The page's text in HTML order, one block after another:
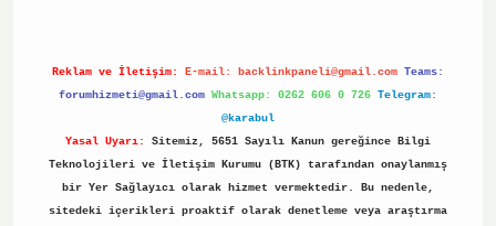
Reklam ve İletişim: E-mail: backlinkpaneli@gmail.com Teams:
forumhizmeti@gmail.com Whatsapp: 0262 606 0 726 Telegram:
@karabul
Yasal Uyarı:
Sitemiz, 5651 Sayılı Kanun gereğince Bilgi
Teknolojileri ve İletişim Kurumu (BTK) tarafından onaylanmış
bir Yer Sağlayıcı olarak hizmet vermektedir. Bu nedenle,
sitedeki içerikleri proaktif olarak denetleme veya araştırma